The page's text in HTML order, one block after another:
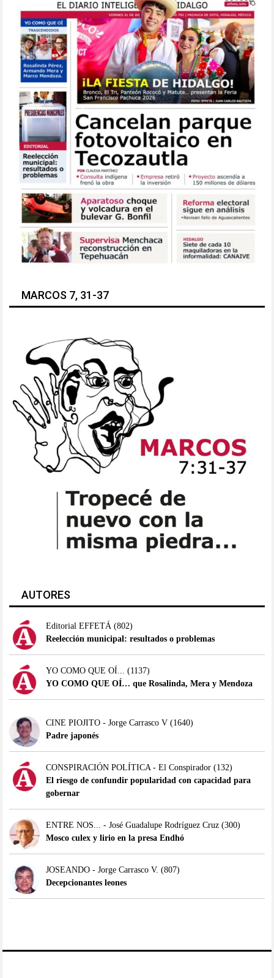
MARCOS 7, 31-37
AUTORES
Editorial EFFETÁ (802)
Reelección municipal: resultados o problemas
YO COMO QUE OÍ...
(1137)
YO COMO QUE OÍ… que Rosalinda, Mera y Mendoza
CINE PIOJITO - Jorge Carrasco V(1640)
Padre japonés
CONSPIRACIÓN POLÍTICA - El Conspirador(132)
El riesgo de confundir popularidad con capacidad para
gobernar
ENTRE NOS... - José Guadalupe Rodríguez Cruz(300)
Mosco culex y lirio en la presa Endhó
JOSEANDO - Jorge Carrasco V. (807)
Decepcionantes leones